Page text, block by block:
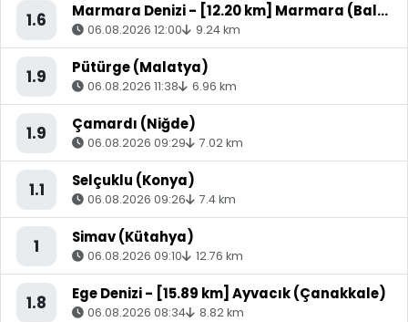
1.6 Marmara Denizi - [12.20 km] Marmara (Balıkesir)
06.08.2026 12:00 9.24 km
1.9 Pütürge (Malatya)
06.08.2026 11:38 6.96 km
1.9 Çamardı (Niğde)
06.08.2026 09:29 7.02 km
1.1 Selçuklu (Konya)
06.08.2026 09:26 7.4 km
1 Simav (Kütahya)
06.08.2026 09:10 12.76 km
1.8 Ege Denizi - [15.89 km] Ayvacık (Çanakkale)
06.08.2026 08:34 8.82 km